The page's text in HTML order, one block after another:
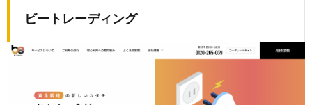
ビートレーディング